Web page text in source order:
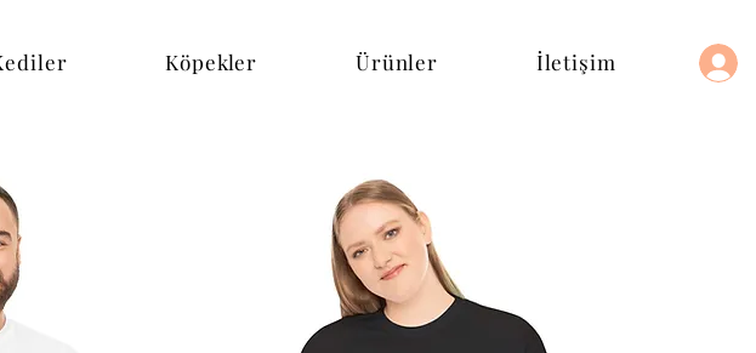
Köpekler Ürünler İletişim